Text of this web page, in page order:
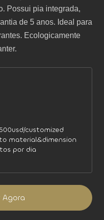
Possui pia integrada,
de 5 anos. Ideal para
Ecologicamente
customized
material&dimension
por dia
Agora